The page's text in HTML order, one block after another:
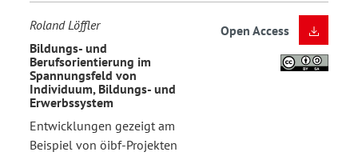
Roland Löffler
Bildungs- und
Berufsorientierung im
Spannungsfeld von
Individuum, Bildungs- und
Erwerbssystem
Entwicklungen gezeigt am
Beispiel von öibf-Projekten
Open Access